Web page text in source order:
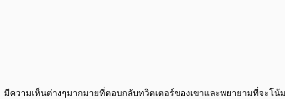
มีความเห็นต่างๆมากมายที่ตอบกลับทวิตเตอร์ของเขาและพยายามที่จะโน้